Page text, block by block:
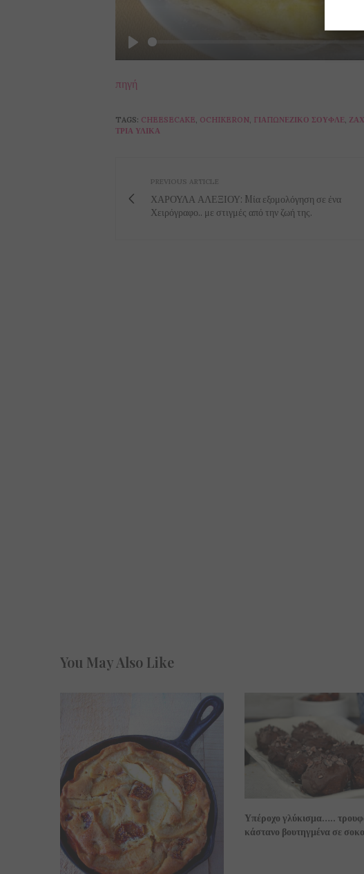
Play
πηγή
TAGS: CHEESECAKE, OCHIKERON, ΓΙΑΠΩΝΈΖΙΚΟ ΣΟΥΦΛΈ,
ΤΡΊΑ ΥΛΙΚΆ
PREVIOUS ARTICLE
ΧΑΡΟΥΛΑ ΑΛΕΞΙΟΥ: Mία εξομολόγηση σε ένα
Χειρόγραφο.. με στιγμές από την ζωή της.
You May Also Like
Υπέροχο γλύκισμα…..
κάστανο βουτηγμένα σε